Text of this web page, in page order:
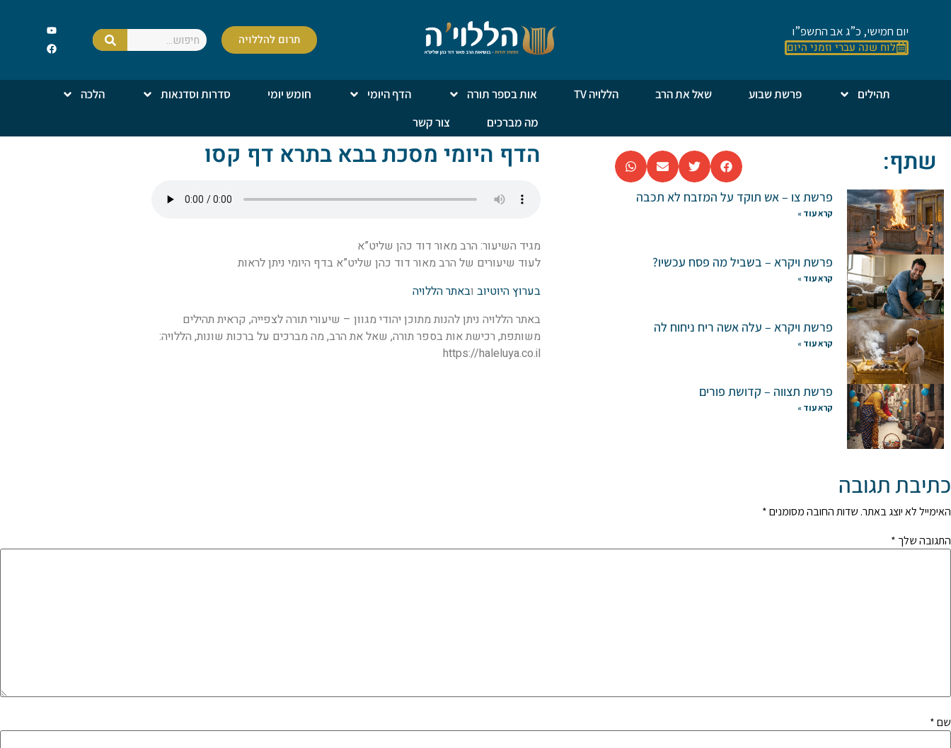
יום חמישי, כ”ג אב התשפ”ו
לוח שנה עברי וזמני היום
תרום להללויה
תהילים פרשת שבוע שאל את הרב הללויה TV אות בספר תורה הדף היומי חומש יומי סדרות וסדנאות
הלכה
מה מברכים
צור קשר
שתף:
פרשת צו – אש תוקד על המזבח לא תכבה
קרא עוד »
פרשת ויקרא – בשביל מה פסח עכשיו?
קרא עוד »
פרשת ויקרא – עלה אשה ריח ניחוח לה
קרא עוד »
פרשת תצווה – קדושת פורים
קרא עוד »
הדף היומי מסכת בבא בתרא דף קסו
מגיד השיעור: הרב מאור דוד כהן שליט”א
לעוד שיעורים של הרב מאור דוד כהן שליט”א בדף היומי ניתן לראות
בערוץ היוטיוב ובאתר הללויה
באתר הללויה ניתן להנות מתוכן יהודי מגוון – שיעורי תורה לצפייה, קראית תהילים
משותפת, רכישת אות בספר תורה, שאל את הרב, מה מברכים על ברכות שונות, הללויה:
https://haleluya.co.il
כתיבת תגובה
האימייל לא יוצג באתר. שדות החובה מסומנים*
התגובה שלך *
שם*